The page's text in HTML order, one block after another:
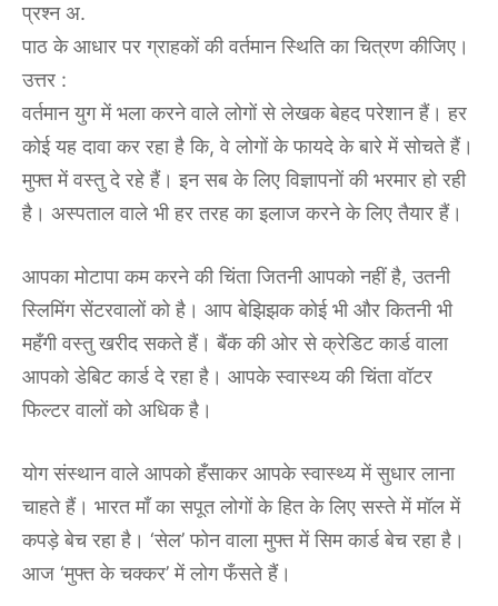
प्रश्न अ.
पाठ के आधार पर ग्राहकों की वर्तमान स्थिति का चित्रण कीजिए।
उत्तर :
वर्तमान युग में भला करने वाले लोगों से लेखक बेहद परेशान हैं। हर
कोई यह दावा कर रहा है कि, वे लोगों के फायदे के बारे में सोचते हैं।
मुफ्त में वस्तु दे रहे हैं। इन सब के लिए विज्ञापनों की भरमार हो रही
है। अस्पताल वाले भी हर तरह का इलाज करने के लिए तैयार हैं।
आपका मोटापा कम करने की चिंता जितनी आपको नहीं है, उतनी
स्लिमिंग सेंटरवालों को है। आप बेझिझक कोई भी और कितनी भी
महँगी वस्तु खरीद सकते हैं। बैंक की ओर से क्रेडिट कार्ड वाला
आपको डेबिट कार्ड दे रहा है। आपके स्वास्थ्य की चिंता वॉटर
फिल्टर वालों को अधिक है।
योग संस्थान वाले आपको हँसाकर आपके स्वास्थ्य में सुधार लाना
चाहते हैं। भारत माँ का सपूत लोगों के हित के लिए सस्ते में मॉल में
कपड़े बेच रहा है। ‘सेल’ फोन वाला मुफ्त में सिम कार्ड बेच रहा है।
आज ‘मुफ्त के चक्कर’ में लोग फँसते हैं।